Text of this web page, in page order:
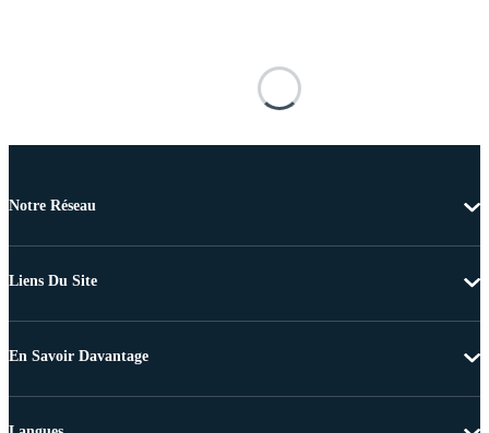
Notre Réseau
Liens Du Site
En Savoir Davantage